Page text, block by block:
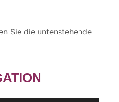
Sie die untenstehende